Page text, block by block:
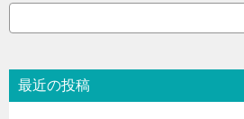
シ
ョ
最近の投稿